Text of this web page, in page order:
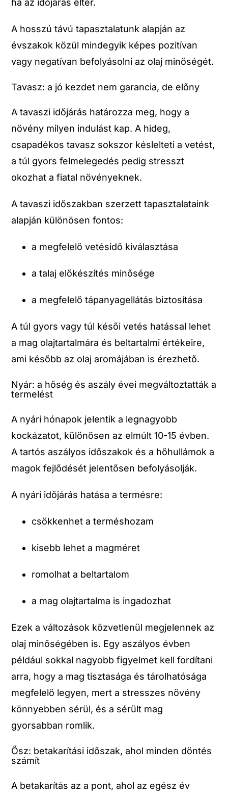
ha az időjárás eltér.
A hosszú távú tapasztalatunk alapján az
évszakok közül mindegyik képes pozitívan
vagy negatívan befolyásolni az olaj minőségét.
Tavasz: a jó kezdet nem garancia, de előny
A tavaszi időjárás határozza meg, hogy a
növény milyen indulást kap. A hideg,
csapadékos tavasz sokszor késlelteti a vetést,
a túl gyors felmelegedés pedig stresszt
okozhat a fiatal növényeknek.
A tavaszi időszakban szerzett tapasztalataink
alapján különösen fontos:
a megfelelő vetésidő kiválasztása
a talaj előkészítés minősége
a megfelelő tápanyagellátás biztosítása
A túl gyors vagy túl késői vetés hatással lehet
a mag olajtartalmára és beltartalmi értékeire,
ami később az olaj aromájában is érezhető.
Nyár: a hőség és aszály évei megváltoztatták a
termelést
A nyári hónapok jelentik a legnagyobb
kockázatot, különösen az elmúlt 10-15 évben.
A tartós aszályos időszakok és a hőhullámok a
magok fejlődését jelentősen befolyásolják.
A nyári időjárás hatása a termésre:
csökkenhet a terméshozam
kisebb lehet a magméret
romolhat a beltartalom
a mag olajtartalma is ingadozhat
Ezek a változások közvetlenül megjelennek az
olaj minőségében is. Egy aszályos évben
például sokkal nagyobb figyelmet kell fordítani
arra, hogy a mag tisztasága és tárolhatósága
megfelelő legyen, mert a stresszes növény
könnyebben sérül, és a sérült mag
gyorsabban romlik.
Ősz: betakarítási időszak, ahol minden döntés
számít
A betakarítás az a pont, ahol az egész év